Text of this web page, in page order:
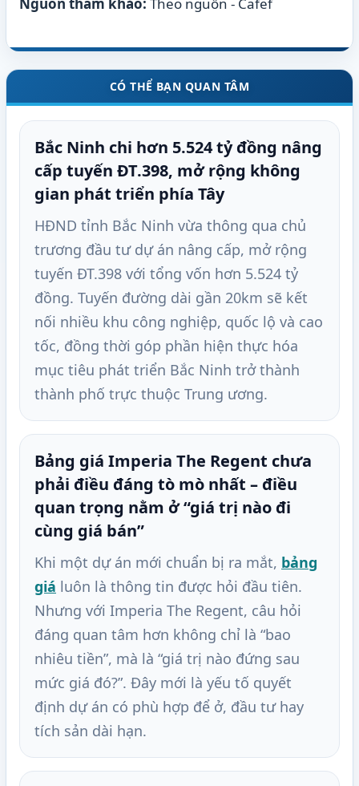
Nguồn tham khảo: Theo nguồn - Cafef
CÓ THỂ BẠN QUAN TÂM
Bắc Ninh chi hơn 5.524 tỷ đồng nâng
cấp tuyến ĐT.398, mở rộng không
gian phát triển phía Tây
HĐND tỉnh Bắc Ninh vừa thông qua chủ
trương đầu tư dự án nâng cấp, mở rộng
tuyến ĐT.398 với tổng vốn hơn 5.524 tỷ
đồng. Tuyến đường dài gần 20km sẽ kết
nối nhiều khu công nghiệp, quốc lộ và cao
tốc, đồng thời góp phần hiện thực hóa
mục tiêu phát triển Bắc Ninh trở thành
thành phố trực thuộc Trung ương.
Bảng giá Imperia The Regent chưa
phải điều đáng tò mò nhất – điều
quan trọng nằm ở “giá trị nào đi
cùng giá bán”
Khi một dự án mới chuẩn bị ra mắt, bảng
giá luôn là thông tin được hỏi đầu tiên.
Nhưng với Imperia The Regent, câu hỏi
đáng quan tâm hơn không chỉ là “bao
nhiêu tiền”, mà là “giá trị nào đứng sau
mức giá đó?”. Đây mới là yếu tố quyết
định dự án có phù hợp để ở, đầu tư hay
tích sản dài hạn.